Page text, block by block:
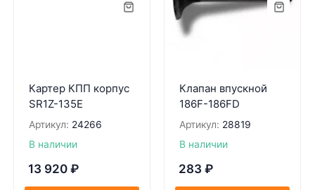
Картер КПП корпус
SR1Z-135E
Артикул: 24266
В наличии
13 920 ₽
Клапан впускной
186F-186FD
Артикул: 28819
В наличии
283 ₽